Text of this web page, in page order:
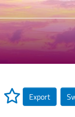
Export